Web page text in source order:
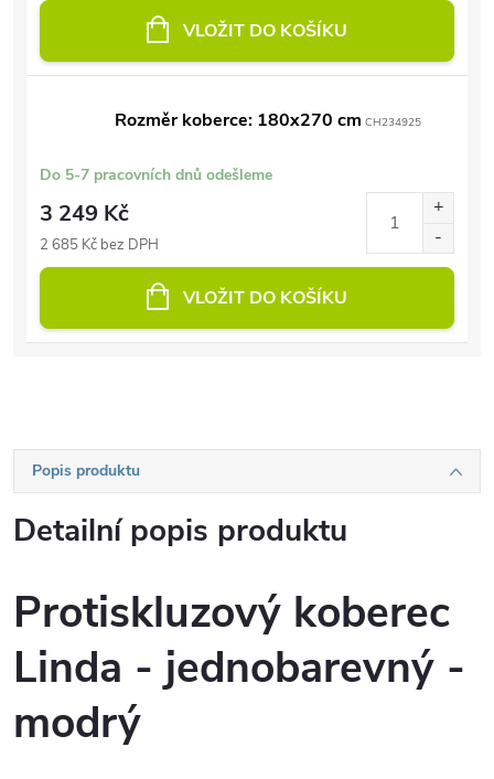
VLOŽIT DO KOŠÍKU
Rozměr koberce: 180x270 cm CH234925
Do 5-7 pracovních dnů odešleme
3 249 Kč
2 685 Kč bez DPH
VLOŽIT DO KOŠÍKU
Popis produktu
Detailní popis produktu
Protiskluzový koberec
Linda - jednobarevný -
modrý